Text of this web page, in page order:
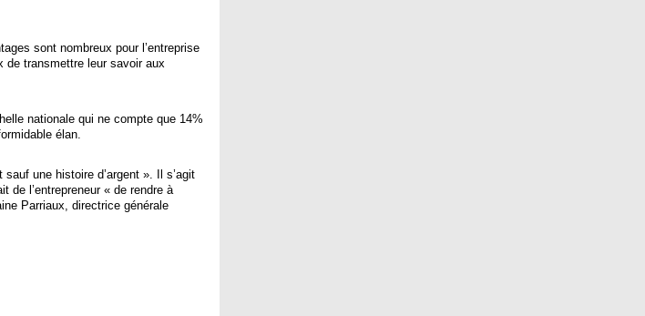
sont nombreux pour l’entreprise
de transmettre leur savoir aux
nationale qui ne compte que 14%
élan.
une histoire d’argent ». Il s’agit
de l’entrepreneur « de rendre à
Parriaux, directrice générale